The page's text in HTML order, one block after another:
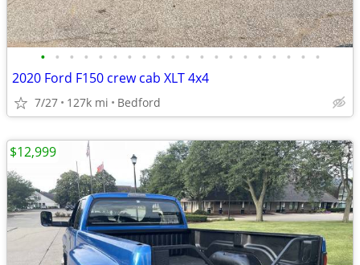
• • • • • • • • • • • • • • • • • • • •
2020 Ford F150 crew cab XLT 4x4
7/27 127k mi Bedford
$12,999